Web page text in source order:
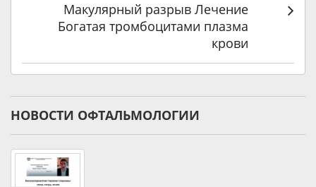
Макулярный разрыв Лечение
Богатая тромбоцитами плазма
крови
НОВОСТИ ОФТАЛЬМОЛОГИИ